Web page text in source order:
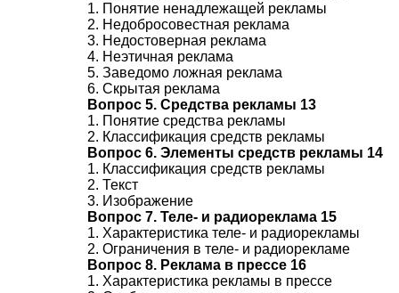
1. Понятие ненадлежащей рекламы
2. Недобросовестная реклама
3. Недостоверная реклама
4. Неэтичная реклама
5. Заведомо ложная реклама
6. Скрытая реклама
Вопрос 5. Средства рекламы 13
1. Понятие средства рекламы
2. Классификация средств рекламы
Вопрос 6. Элементы средств рекламы 14
1. Классификация средств рекламы
2. Текст
3. Изображение
Вопрос 7. Теле- и радиореклама 15
1. Характеристика теле- и радиорекламы
2. Ограничения в теле- и радиорекламе
Вопрос 8. Реклама в прессе 16
1. Характеристика рекламы в прессе